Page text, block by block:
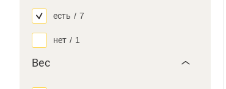
есть / 7
нет / 1
Вес